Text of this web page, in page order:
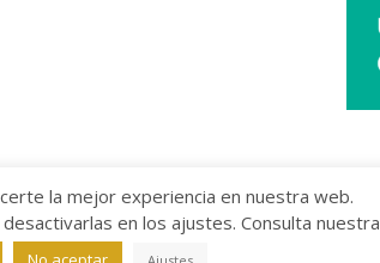
de Privacidad /
la mejor experiencia en nuestra web.
en los ajustes. Consulta nuestra